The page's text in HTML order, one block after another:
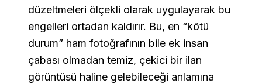
düzeltmeleri ölçekli olarak uygulayarak bu
engelleri ortadan kaldırır. Bu, en “kötü
durum” ham fotoğrafının bile ek insan
çabası olmadan temiz, çekici bir ilan
görüntüsü haline gelebileceği anlamına